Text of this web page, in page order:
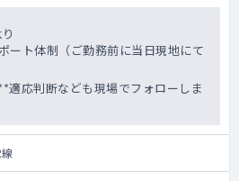
ート体制（ご勤務前に当日現地にて
適応判断なども現場でフォローしま